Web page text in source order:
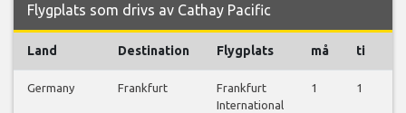
Flygplats som drivs av Cathay Pacific
Land Destination Flygplats må ti
Germany Frankfurt
Frankfurt
International
1 1